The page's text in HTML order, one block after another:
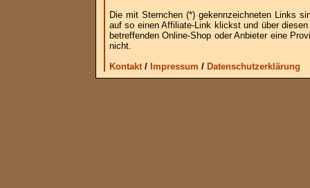
Die mit Sternchen (*) gekennzeichneten Links
auf so einen Affiliate-Link klickst und über
betreffenden Online-Shop oder Anbieter eine
nicht.
Kontakt/ Impressum / Datenschutzerklärung